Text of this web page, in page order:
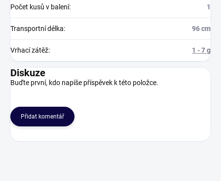
Počet kusů v balení: 1
Transportní délka: 96 cm
Vrhací zátěž: 1 - 7 g
Diskuze
Buďte první, kdo napíše příspěvek k této položce.
Přidat komentář